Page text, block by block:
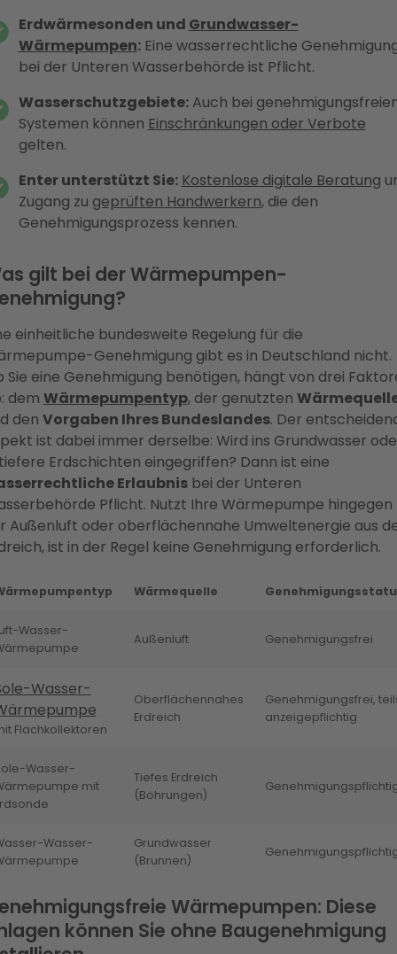
Erdwärmesonden und Grundwasser-
Wärmepumpen:Eine wasserrechtliche
bei der Unteren Wasserbehörde ist Pflicht.
Wasserschutzgebiete:Auch bei
Systemen können Einschränkungen oder Verbote
gelten.
Enter unterstützt Sie: Kostenlose digitale Beratung
Zugang zu geprüften Handwerkern, die den
Genehmigungsprozess kennen.
gilt bei der Wärmepumpen-
einheitliche bundesweite Regelung für die
Genehmigung gibt es in Deutschland nicht.
Sie eine Genehmigung benötigen, hängt von drei
dem Wärmepumpentyp, der genutzten
den Vorgaben Ihres Bundeslandes. Der
ist dabei immer derselbe: Wird ins Grundwasser
Erdschichten eingegriffen? Dann ist eine
Erlaubnisbei der Unteren
Pflicht. Nutzt Ihre Wärmepumpe hingegen
Außenluft oder oberflächennahe Umweltenergie aus
ist in der Regel keine Genehmigung erforderlich.
Wärmequelle
Wasser-
Außenluft Genehmigungsfrei
Wasser-
Flachkollektoren
Oberflächennahes
Erdreich
Genehmigungsfrei,
anzeigepflichtig
Wasser-
mit
Tiefes Erdreich
(Bohrungen)
Wasser-
Grundwasser
(Brunnen)
Wärmepumpen: Diese
können Sie ohne Baugenehmigung